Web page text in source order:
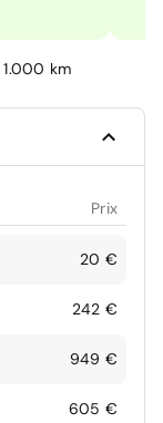
km
Prix
20 €
242 €
949 €
605 €